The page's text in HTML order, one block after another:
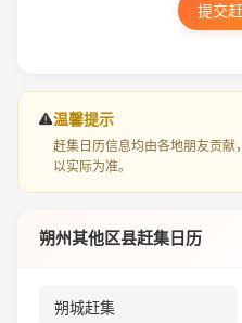
提交
温馨提示
赶集日历信息均由各地朋友贡献
以实际为准。
朔州其他区县赶集日历
朔城赶集